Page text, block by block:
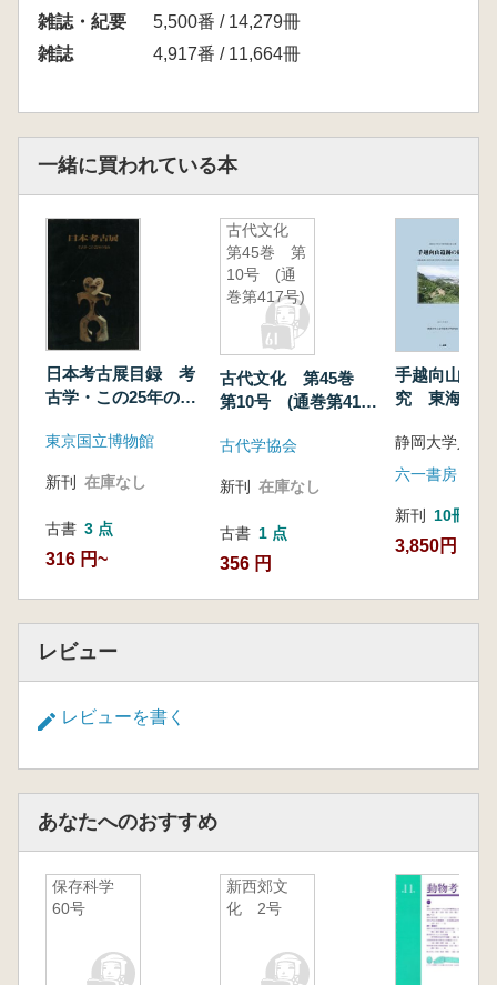
雑誌・紀要
5,500番 / 14,279冊
雑誌
4,917番 / 11,664冊
一緒に買われている本
日本考古展目録 考
古学・この25年の歩
東京国立博物館
新刊 在庫なし
古書 3 点
316 円~
古代文化
第45巻 第
10号 (通
巻第417号)
古代文化 第45巻
第10号 (通巻第417
古代学協会
新刊 在庫なし
古書 1 点
356 円
手越向山遺
究 東海東部
遺構・方形
調査
六一書房
新刊 10冊以上
3,850円
レビュー
レビューを書く
あなたへのおすすめ
保存科学
60号
新西郊文
化 2号